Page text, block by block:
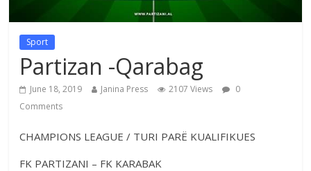
Sport
Partizan -Qarabag
June 18, 2019 Janina Press 2107 Views
0
Comments
CHAMPIONS LEAGUE / TURI PARË KUALIFIKUES
FK PARTIZANI – FK KARABAK